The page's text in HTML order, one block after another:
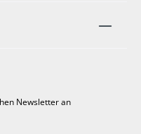
Newsletter an